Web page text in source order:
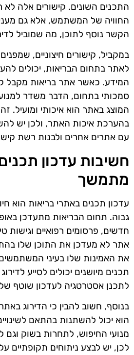
התכנים השונים. קישורים אלה
החוויה של המשתמש, אלא גם
הקשר נוסף לתוכן, מה שמוביל
במקביל, קישורים חיצוניים,
לאתר בתחום הבריאות, יכולים
המידע. כאשר אתר בריאות מקבל
סמכותי בתחום, הדבר משדר
המוצג באתר הוא איכותי ומועיל.
בהערכת איכות האתר, ולכן יש
עם אתרים אחרים ולבנות רשת
חשיבות עדכון תכנים
מתמשך
עדכון תכנים באתרי בריאות הוא
גבוה. תחום הבריאות מתעדכן
חדשים, פרסומים רפואיים וגישות
אתר לא מעדכן את התוכן שלו
את האמינות שלו בעיני המשתמשים
תכנים מיושנים יכולים לסייע
לתכנן אסטרטגיה לעדכון שוטף
בנוסף, חשוב להבין כי הדירוג
הוא יכול להשתנות בהתאם
מנועי החיפוש, לתחרות בשוק
לכן, יש לבצע ניתוחים תקופתיים